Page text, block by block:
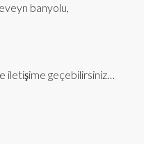
banyolu,
iletişime geçebilirsiniz…